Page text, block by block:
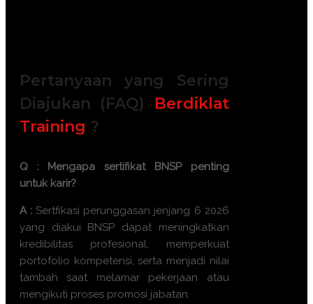
Pertanyaan yang Sering
Diajukan (FAQ) Berdiklat
Training ?
Q : Mengapa sertifikat BNSP penting
untuk karir?
A : Sertfikasi perunggasan jenjang 6 2026
yang diakui BNSP dapat meningkatkan
kredibilitas profesional, memperkuat
portofolio kompetensi, serta menjadi nilai
tambah saat melamar pekerjaan atau
mengikuti proses promosi jabatan.